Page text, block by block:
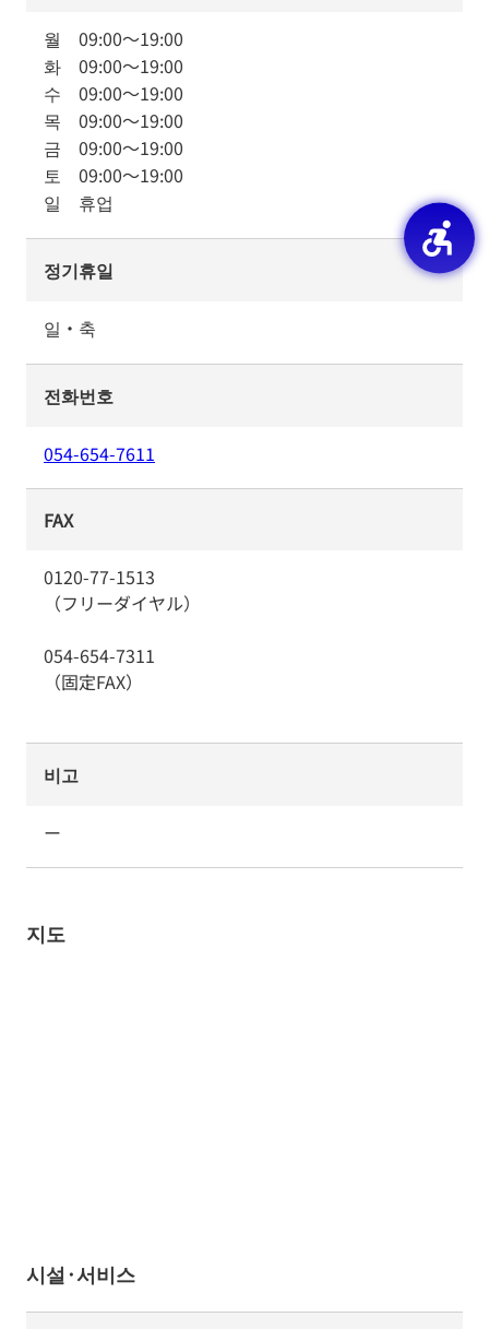
월 09:00～19:00
화 09:00～19:00
수 09:00～19:00
목 09:00～19:00
금 09:00～19:00
토 09:00～19:00
일 휴업
정기휴일
일・축
전화번호
054-654-7611
FAX
0120-77-1513
（フリーダイヤル）
054-654-7311
（固定FAX）
비고
ー
지도
시설·서비스